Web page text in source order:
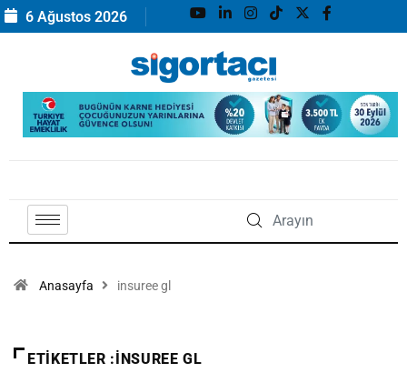
6 Ağustos 2026
Anasayfa insuree gl
ETIKETLER :INSUREE GL